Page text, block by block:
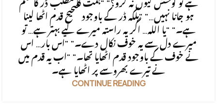
ہے تو کوشش کیوں نہ کرو؟" "ہمت کا مطلب ڈر کا ختم
ہو جانا نہیں…" "بلکہ ڈر کے باوجود صحیح قدم اٹھا لینا
ہے۔" "یا اللہ… اگر یہ راستہ میرے لیے بہتر ہے… تو
میرے دل سے یہ خوف نکال دے۔" "اس بار… اس
نے خوف کے باوجود قدم اٹھایا تھا۔" "اب یہ قدم میں
نے تیرے بھروسے پر اٹھایا ہے۔
CONTINUE READING